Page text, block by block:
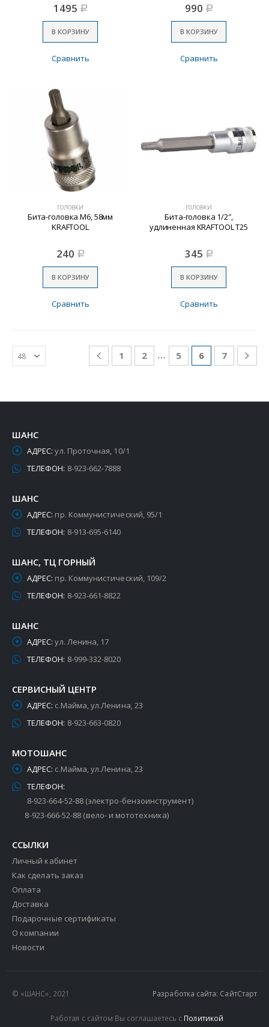
1495 Р
В КОРЗИНУ
Сравнить
990 Р
В КОРЗИНУ
Сравнить
ГОЛОВКИ
Бита-головка M6, 58мм
KRAFTOOL
240 Р
В КОРЗИНУ
Сравнить
ГОЛОВКИ
Бита-головка 1/2″,
удлиненная KRAFTOOL Т25
345 Р
В КОРЗИНУ
Сравнить
1 2 … 5 6 7
ШАНС
АДРЕС: ул. Проточная, 10/1
ТЕЛЕФОН: 8-923-662-7888
ШАНС
АДРЕС: пр. Коммунистический, 95/1
ТЕЛЕФОН: 8-913-695-6140
ШАНС, ТЦ ГОРНЫЙ
АДРЕС: пр. Коммунистический, 109/2
ТЕЛЕФОН: 8-923-661-8822
ШАНС
АДРЕС: ул. Ленина, 17
ТЕЛЕФОН: 8-999-332-8020
СЕРВИСНЫЙ ЦЕНТР
АДРЕС: с.Майма, ул.Ленина, 23
ТЕЛЕФОН: 8-923-663-0820
МОТОШАНС
АДРЕС: с.Майма, ул.Ленина, 23
ТЕЛЕФОН:
8-923-664-52-88 (электро-бензоинструмент)
8-923-666-52-88 (вело- и мототехника)
ССЫЛКИ
Личный кабинет
Как сделать заказ
Оплата
Доставка
Подарочные сертификаты
О компании
Новости
© «ШАНС», 2021 Разработка сайта: СайтСтарт
Работая с сайтом Вы соглашаетесь с Политикой